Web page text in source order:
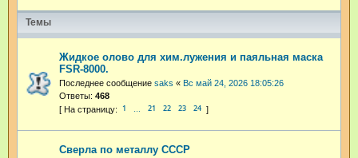
Темы
Жидкое олово для хим.лужения и паяльная маска
FSR-8000.
Последнее сообщение saks « Вс май 24, 2026 18:05:26
Ответы: 468
1 21 22 23 24
Сверла по металлу СССР